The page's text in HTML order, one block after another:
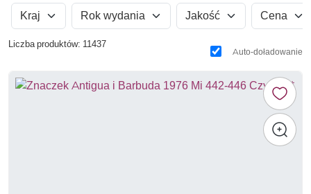
Kraj Rok wydania Jakość Cena
Liczba produktów: 11437
Auto-doładowanie